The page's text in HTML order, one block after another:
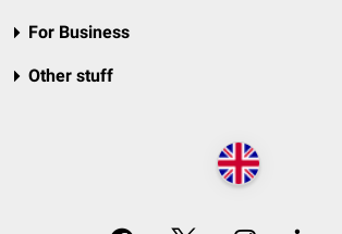
For Business
Other stuff